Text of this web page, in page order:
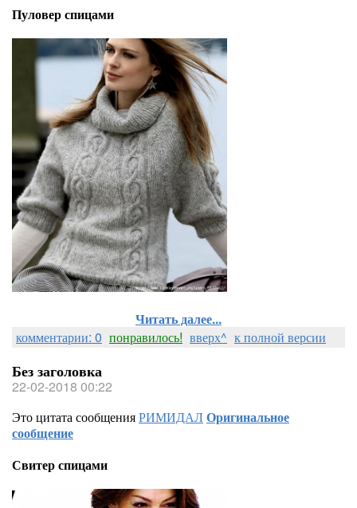
Пуловер спицами
Читать далее...
комментарии: 0 понравилось! вверх^ к полной версии
Без заголовка
22-02-2018 00:22
Это цитата сообщенияРИМИДАЛОригинальное
сообщение
Свитер спицами